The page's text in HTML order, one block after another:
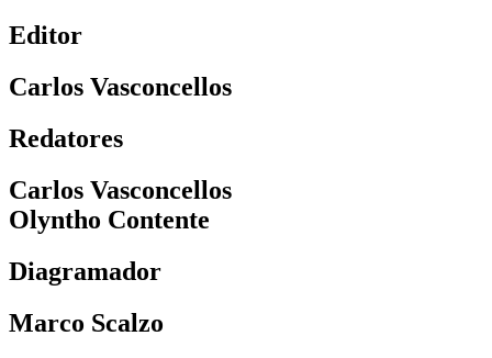
Editor
Carlos Vasconcellos
Redatores
Carlos Vasconcellos
Olyntho Contente
Diagramador
Marco Scalzo